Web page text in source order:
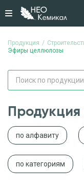
Продукция
Эфиры целлюлозы
по алфавиту
по категориям